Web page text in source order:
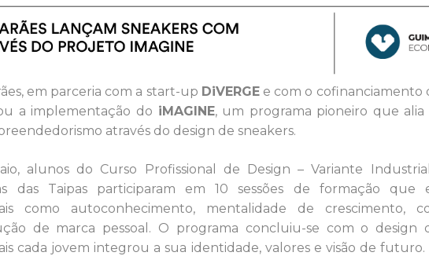
em parceria com a start-up DiVERGEe com o cofinanciamento
a implementação do iMAGINE, um programa pioneiro que alia
através do design de sneakers.
alunos do Curso Profissional de Design – Variante
das Taipas participaram em 10 sessões de formação que
como autoconhecimento, mentalidade de crescimento,
de marca pessoal. O programa concluiu-se com o design
cada jovem integrou a sua identidade, valores e visão de futuro.